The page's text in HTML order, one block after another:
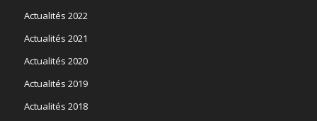
Actualités 2022
Actualités 2021
Actualités 2020
Actualités 2019
Actualités 2018